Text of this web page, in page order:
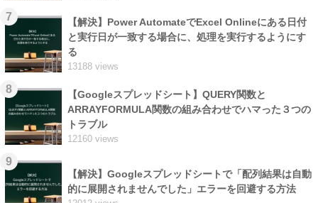
7
【解決】Power AutomateでExcel Onlineにある日付
と実行日が一致する場合に、処理を実行するようにす
る
13188 views
8
【Googleスプレッドシート】QUERY関数と
ARRAYFORMULA関数の組み合わせでハマった３つの
トラブル
12160 views
9
【解決】Googleスプレッドシートで「配列結果は自動
的に展開されませんでした」エラーを回避する方法